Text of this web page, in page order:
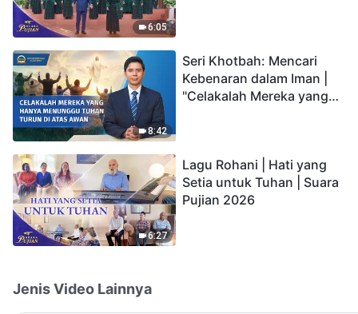
6:05
8:42
Seri Khotbah: Mencari
Kebenaran dalam Iman |
"Celakalah Mereka yang
6:27
Lagu Rohani | Hati yang
Setia untuk Tuhan | Suara
Pujian 2026
Jenis Video Lainnya